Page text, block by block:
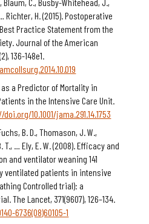
Blaum, C., Busby-Whitehead, J.,
Richter, H. (2015). Postoperative
Practice Statement from the
Journal of the American
136-148e1.
as a Predictor of Mortality in
in the Intensive Care Unit.
10.1001/jama.291.14.1753
B. D., Thomason, J. W.,
T., … Ely, E. W. (2008). Efficacy and
and ventilator weaning 141
ventilated patients in intensive
Controlled trial): a
The Lancet, 371(9607), 126–134.
6736(08)60105-1